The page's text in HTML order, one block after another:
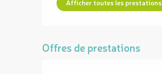
Afficher toutes les prestations
Offres de prestations